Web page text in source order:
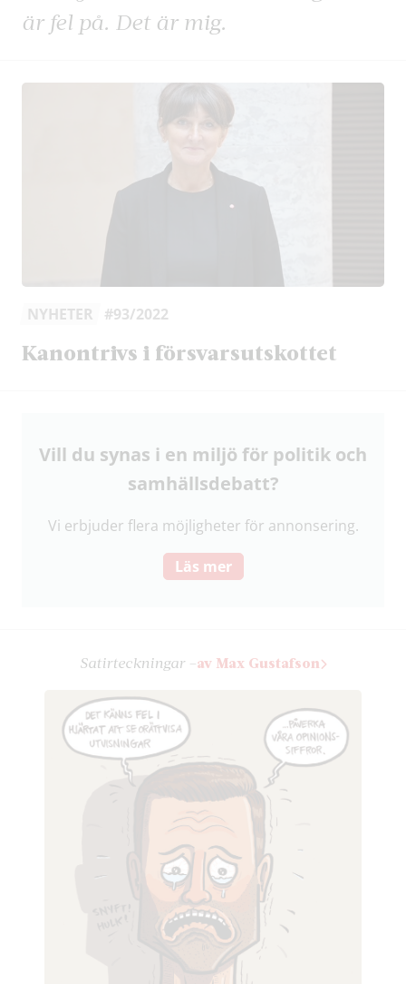
är fel på. Det är mig.
NYHETER #93/2022
Kanontrivs i försvarsutskottet
Vill du synas i en miljö för politik och
samhälls­debatt?
Vi erbjuder flera möjligheter för annonsering.
Läs mer
Satir­teckningar –av Max Gustafson